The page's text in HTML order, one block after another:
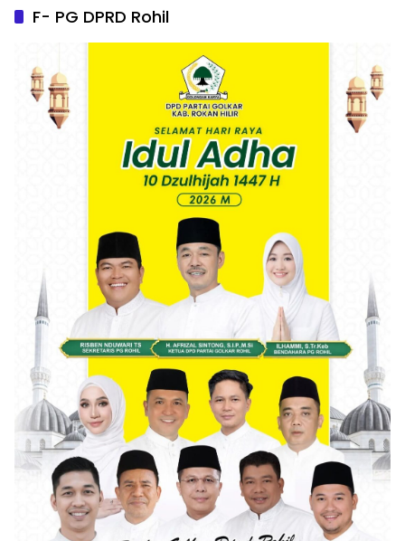
F- PG DPRD Rohil